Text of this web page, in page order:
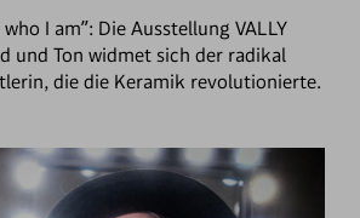
I am”: Die Ausstellung VALLY
und Ton widmet sich der radikal
die die Keramik revolutionierte.